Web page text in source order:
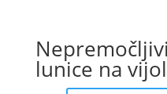
lunice na